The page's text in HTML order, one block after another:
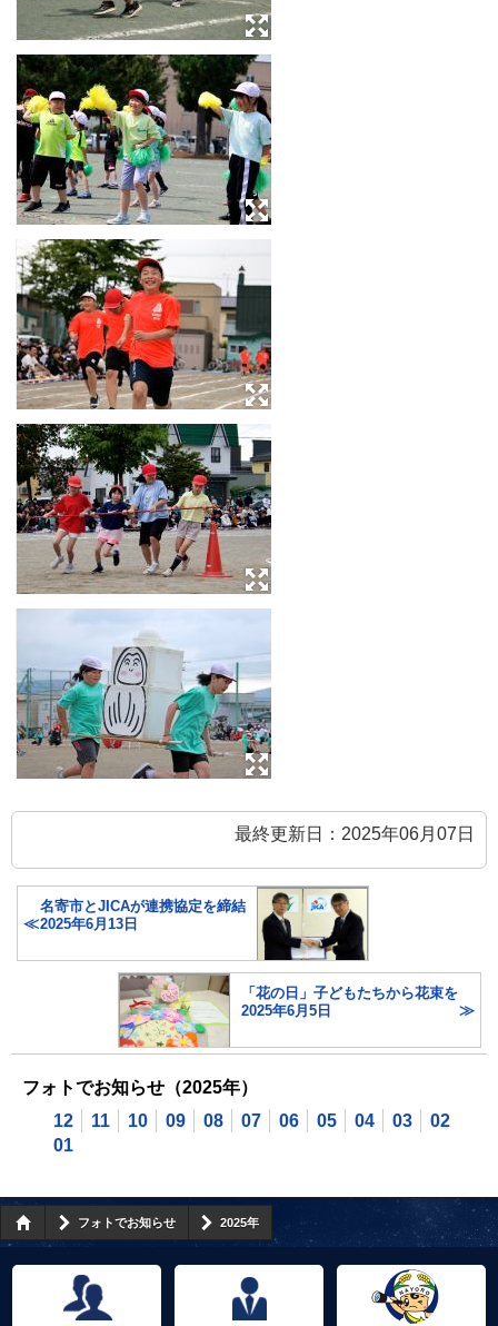
最終更新日：2025年06月07日
名寄市とJICAが連携協定を締結
2025年6月13日
「花の日」子どもたちから花束を
2025年6月5日
フォトでお知らせ（2025年）
12
11 10 09 08 07 06 05 04 03
02
01
フォトでお知らせ 2025年